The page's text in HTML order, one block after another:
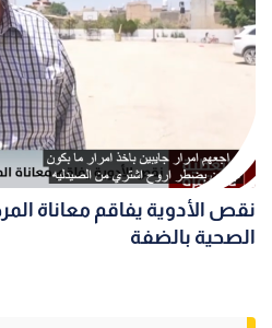
نقص الأدوية يفاقم معاناة
الصحية بالضفة